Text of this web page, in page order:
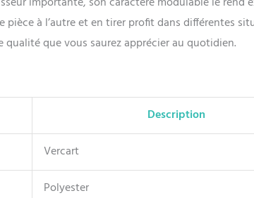
à l’autre et en tirer profit dans différentes
que vous saurez apprécier au quotidien.
Description
Vercart
Polyester